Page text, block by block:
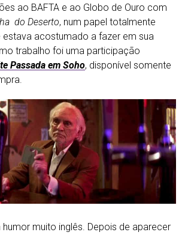
ao BAFTA e ao Globo de Ouro com
do Deserto, num papel totalmente
estava acostumado a fazer em sua
trabalho foi uma participação
Passada em Soho, disponível somente
humor muito inglês. Depois de aparecer